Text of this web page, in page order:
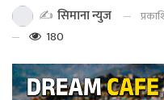
✍️ सिमाना न्युज
180